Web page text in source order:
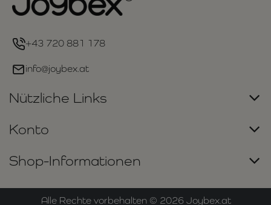
+43 720 881 178
info@joybex.at
Nützliche Links
Konto
Shop-Informationen
Alle Rechte vorbehalten © 2026 Joybex.at